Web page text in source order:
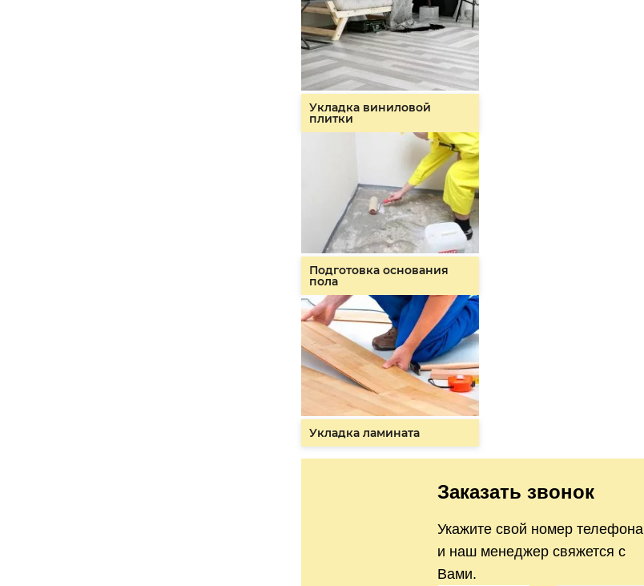
Укладка виниловой
плитки
Подготовка основания
пола
Укладка ламината
Заказать звонок
Укажите свой номер телефона
и наш менеджер свяжется с
Вами.